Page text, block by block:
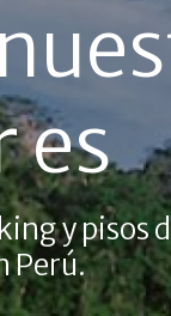
es
y pisos
Perú.